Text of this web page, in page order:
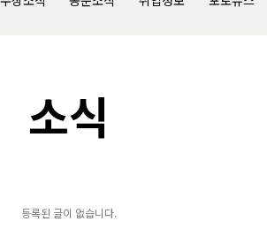
소식
등록된 글이 없습니다.